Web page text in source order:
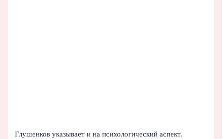
Глушенков указывает и на психологический аспект.